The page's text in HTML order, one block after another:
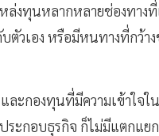
งทุนหลากหลายช่องทางที่
วเอง หรือมีหนทางที่กว้า
ะกองทุนที่มีความเข้าใจ
ะกอบธุรกิจ ก็ไม่มีแตกแย